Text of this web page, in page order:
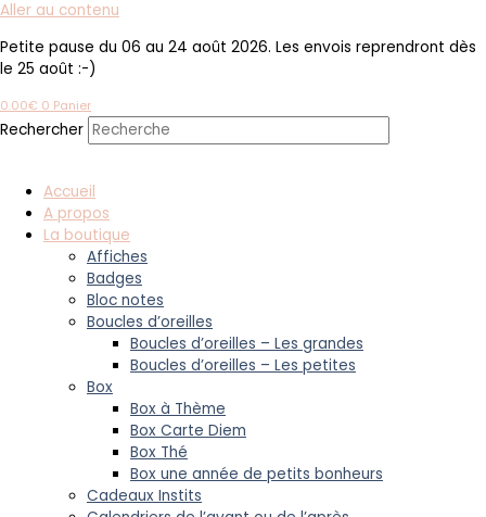
Aller au contenu
Petite pause du 06 au 24 août 2026. Les envois reprendront dès
le 25 août :-)
0.00€ 0 Panier
Rechercher
Accueil
A propos
La boutique
Affiches
Badges
Bloc notes
Boucles d’oreilles
Boucles d’oreilles – Les grandes
Boucles d’oreilles – Les petites
Box
Box à Thème
Box Carte Diem
Box Thé
Box une année de petits bonheurs
Cadeaux Instits